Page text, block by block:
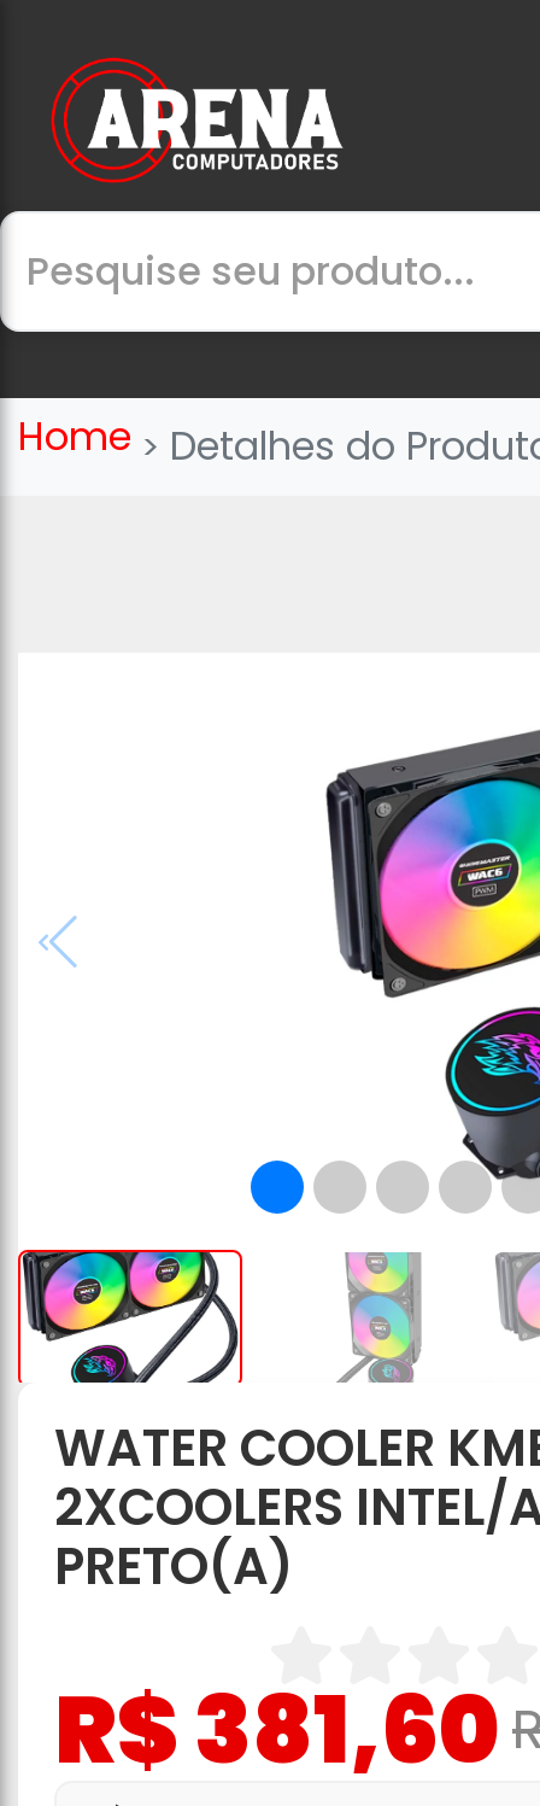
Home Detalhes do
WATER COOLER
2XCOOLERS
PRETO(A)
R$ 381,60